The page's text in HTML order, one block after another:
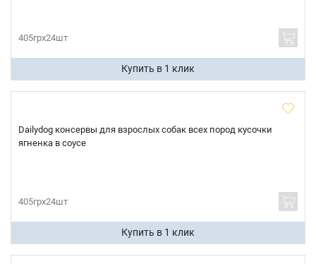
405грх24шт
Купить в 1 клик
Dailydog консервы для взрослых собак всех пород кусочки
ягненка в соусе
405грх24шт
Купить в 1 клик